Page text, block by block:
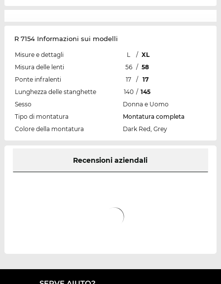
R 7154 Informazioni sui modelli
Misure e dettagli L / XL
Misura delle lenti
56 / 58
Ponte infralenti
17 /
17
Lunghezza delle stanghette
140 / 145
Sesso
Donna e Uomo
Tipo di montatura
Montatura completa
Colore della montatura
Dark Red, Grey
Recensioni aziendali